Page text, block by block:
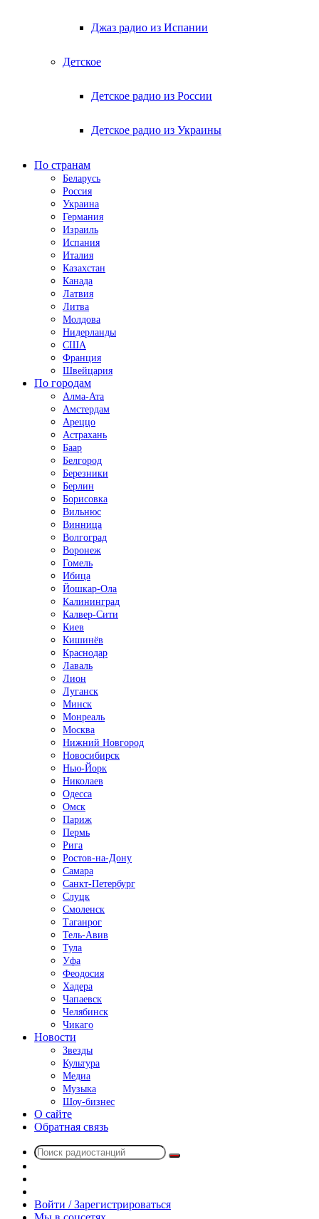
Джаз радио из Испании
Детское
Детское радио из России
Детское радио из Украины
По странам
Беларусь
Россия
Украина
Германия
Израиль
Испания
Италия
Казахстан
Канада
Латвия
Литва
Молдова
Нидерланды
США
Франция
Швейцария
По городам
Алма-Ата
Амстердам
Ареццо
Астрахань
Баар
Белгород
Березники
Берлин
Борисовка
Вильнюс
Винница
Волгоград
Воронеж
Гомель
Ибица
Йошкар-Ола
Калининград
Калвер-Сити
Киев
Кишинёв
Краснодар
Лаваль
Лион
Луганск
Минск
Монреаль
Москва
Нижний Новгород
Новосибирск
Нью-Йорк
Николаев
Одесса
Омск
Париж
Пермь
Рига
Ростов-на-Дону
Самара
Санкт-Петербург
Слуцк
Смоленск
Таганрог
Тель-Авив
Тула
Уфа
Феодосия
Хадера
Чапаевск
Челябинск
Чикаго
Новости
Звезды
Культура
Медиа
Музыка
Шоу-бизнес
О сайте
Обратная связь
Поиск
радио
Войти / Зарегистрироваться